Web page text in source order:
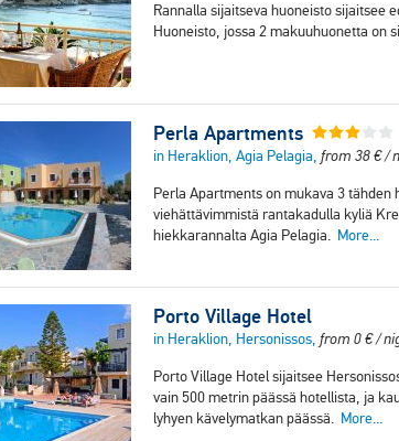
Rannalla sijaitseva huoneisto sijaitsee
Huoneisto, jossa 2 makuuhuonetta on
Perla Apartments
in Heraklion, Agia Pelagia, from 38€/
Perla Apartments on mukava 3
viehättävimmistä rantakadulla kyliä
hiekkarannalta Agia Pelagia. More...
Porto Village Hotel
in Heraklion, Hersonissos, from 0€/
Porto Village Hotel sijaitsee
vain 500 metrin päässä hotellista, ja
lyhyen kävelymatkan päässä. More...